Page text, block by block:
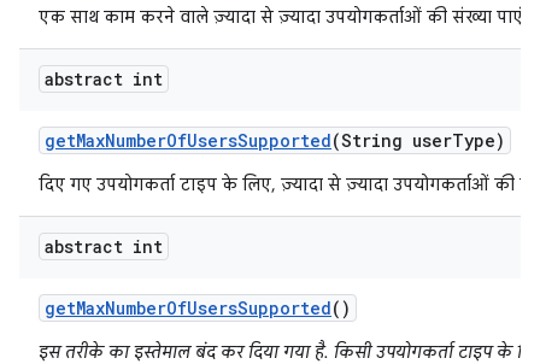
एक साथ काम करने वाले ज़्यादा से ज़्यादा उपयोगकर्ताओं की संख्या पाएं.
abstract int
getMaxNumberOfUsersSupported(String userType)
दिए गए उपयोगकर्ता टाइप के लिए, ज़्यादा से ज़्यादा उपयोगकर्ताओं की
abstract int
getMaxNumberOfUsersSupported()
इस तरीके का इस्तेमाल बंद कर दिया गया है. किसी उपयोगकर्ता टाइप के